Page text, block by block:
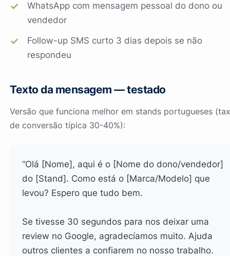
WhatsApp com mensagem pessoal do dono ou
vendedor
Follow-up SMS curto 3 dias depois se não
respondeu
Texto da mensagem — testado
Versão que funciona melhor em stands portugueses
de conversão típica 30-40%):
“Olá [Nome], aqui é o [Nome do dono/vendedor]
do [Stand]. Como está o [Marca/Modelo] que
levou? Espero que tudo bem.
Se tivesse 30 segundos para nos deixar uma
review no Google, agradecíamos muito. Ajuda
outros clientes a confiarem no nosso trabalho.